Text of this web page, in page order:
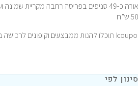
לרשת מחסני תאורה כ-49 סניפים בפריסה רחבה
סינון לפי